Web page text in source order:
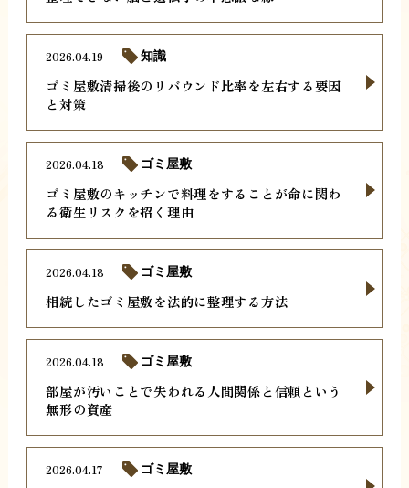
ゴミ屋敷清掃後のリバウンド比率を左右する要因
と対策
2026.04.19 知識
ゴミ屋敷のキッチンで料理をすることが命に関わ
る衛生リスクを招く理由
2026.04.18 ゴミ屋敷
相続したゴミ屋敷を法的に整理する方法
2026.04.18 ゴミ屋敷
部屋が汚いことで失われる人間関係と信頼という
無形の資産
2026.04.18 ゴミ屋敷
2026.04.17 ゴミ屋敷